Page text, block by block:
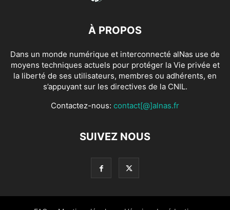
À PROPOS
Dans un monde numérique et interconnecté alNas use de
moyens techniques actuels pour protéger la Vie privée et
la liberté de ses utilisateurs, membres ou adhérents, en
s’appuyant sur les directives de la CNIL.
Contactez-nous: contact[@]alnas.fr
SUIVEZ NOUS